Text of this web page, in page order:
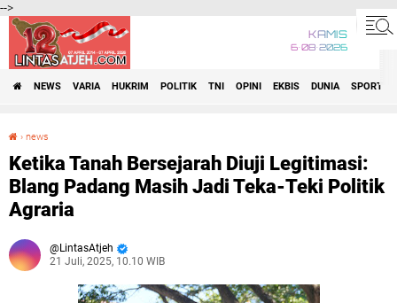
-->
KAMIS
6•08•2026
NEWS VARIA HUKRIM POLITIK TNI OPINI EKBIS DUNIA SPORT
› news
Ketika Tanah Bersejarah Diuji Legitimasi:
Blang Padang Masih Jadi Teka-Teki Politik
Agraria
LintasAtjeh
21 Juli, 2025, 10.10 WIB